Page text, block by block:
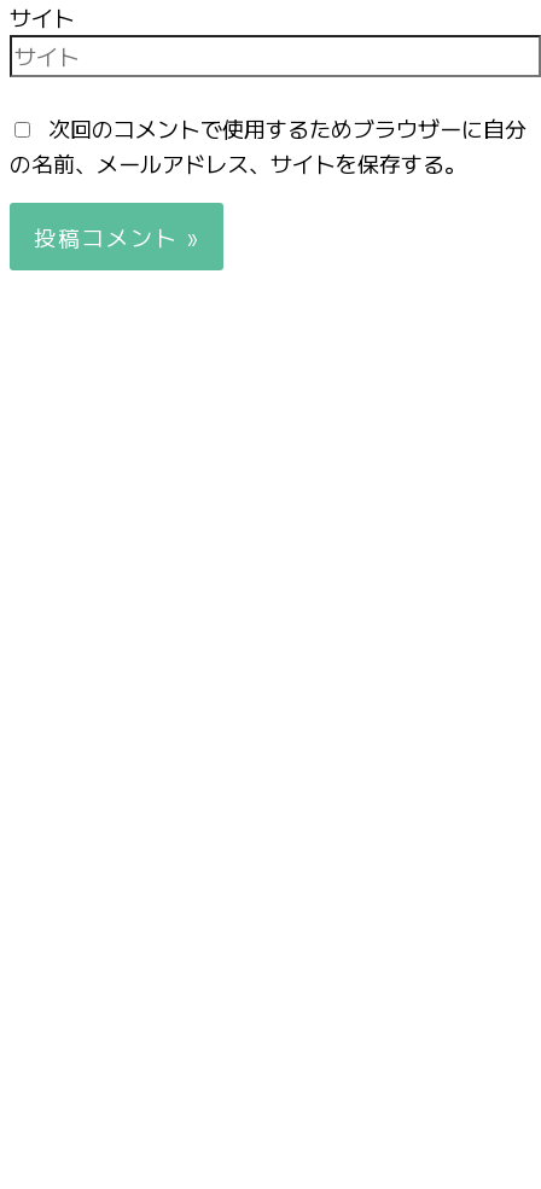
サイト
次回のコメントで使用するためブラウザーに自分
の名前、メールアドレス、サイトを保存する。